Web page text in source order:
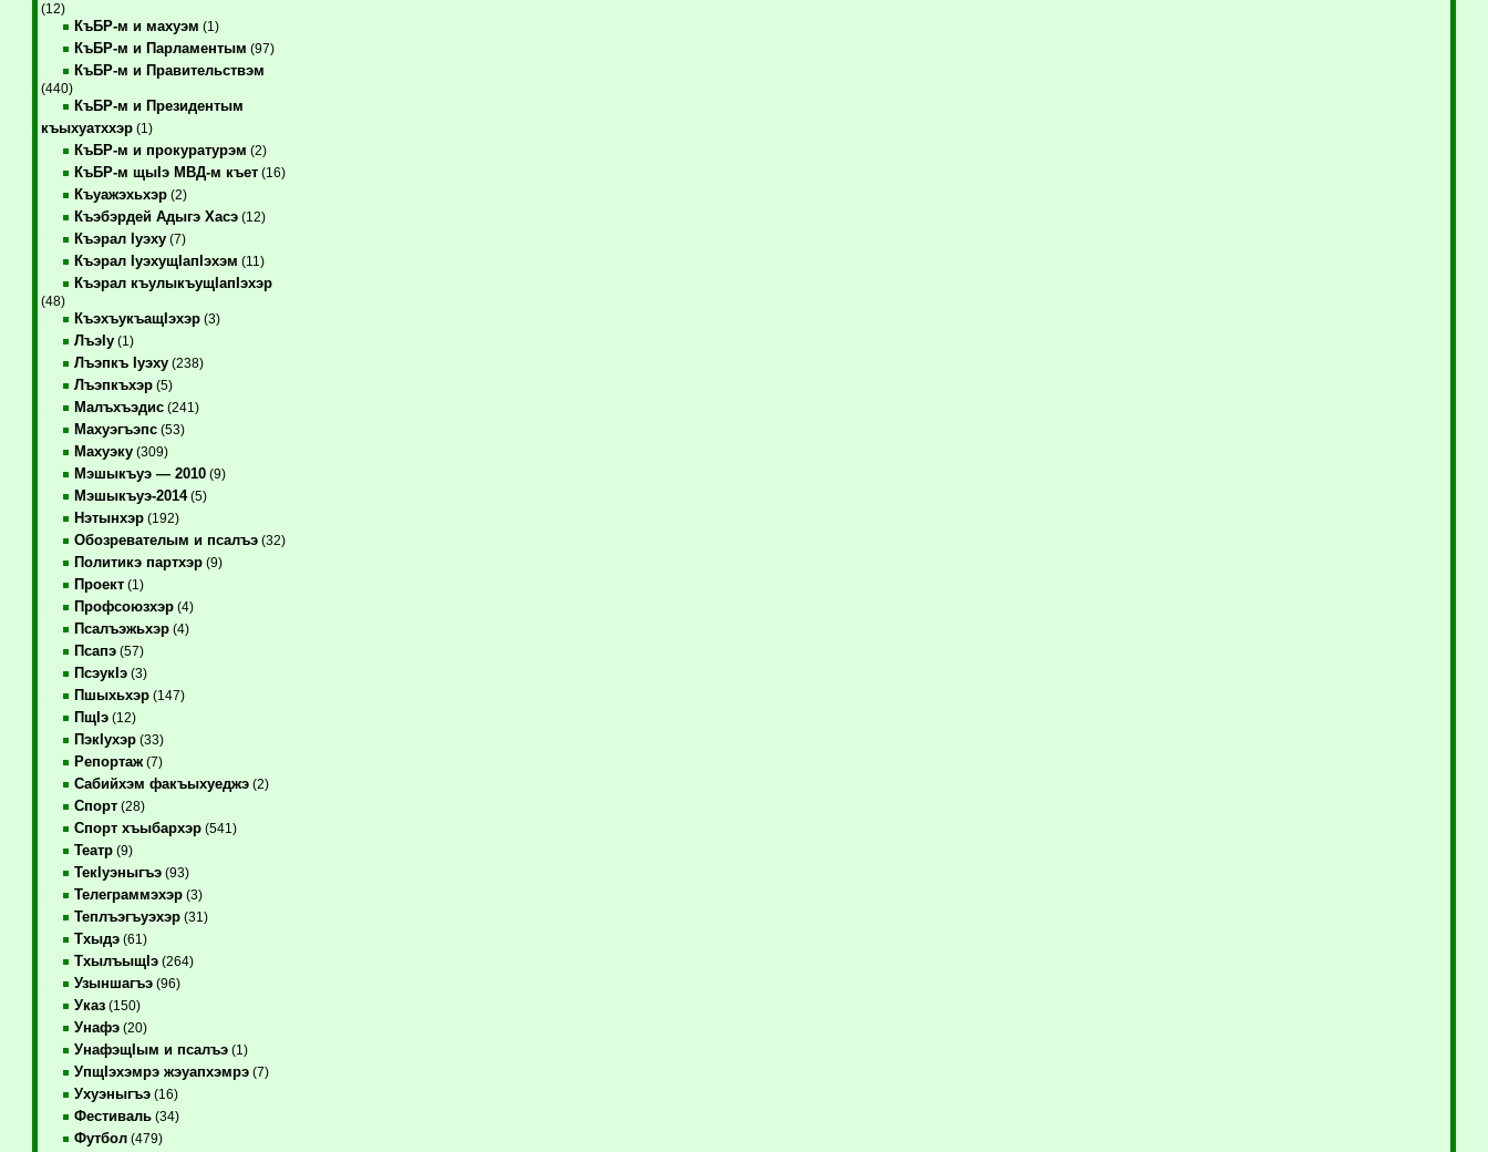
(12)
КъБР-м и махуэм (1)
КъБР-м и Парламентым (97)
КъБР-м и Правительствэм
(440)
КъБР-м и Президентым
къыхуатххэр(1)
КъБР-м и прокуратурэм (2)
КъБР-м щыIэ МВД-м къет(16)
Къуажэхьхэр(2)
Къэбэрдей Адыгэ Хасэ(12)
Къэрал Iуэху(7)
Къэрал IуэхущIапIэхэм (11)
Къэрал къулыкъущIапIэхэр
(48)
КъэхъукъащIэхэр(3)
ЛъэIу(1)
Лъэпкъ Iуэху(238)
Лъэпкъхэр(5)
Малъхъэдис(241)
Махуэгъэпс(53)
Махуэку(309)
Мэшыкъуэ — 2010(9)
Мэшыкъуэ-2014(5)
Нэтынхэр(192)
Обозревателым и псалъэ(32)
Политикэ партхэр(9)
Проект(1)
Профсоюзхэр(4)
Псалъэжьхэр(4)
Псапэ(57)
ПсэукIэ(3)
Пшыхьхэр(147)
ПщIэ(12)
ПэкIухэр(33)
Репортаж(7)
Сабийхэм факъыхуеджэ(2)
Спорт(28)
Спорт хъыбархэр(541)
Театр(9)
ТекIуэныгъэ(93)
Телеграммэхэр(3)
Теплъэгъуэхэр(31)
Тхыдэ(61)
ТхылъыщIэ(264)
Узыншагъэ(96)
Указ(150)
Унафэ(20)
УнафэщIым и псалъэ(1)
УпщIэхэмрэ жэуапхэмрэ(7)
Ухуэныгъэ(16)
Фестиваль(34)
Футбол(479)